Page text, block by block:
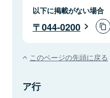
以下に掲載がない場合
044-0200
このページの先頭に戻る
ア行